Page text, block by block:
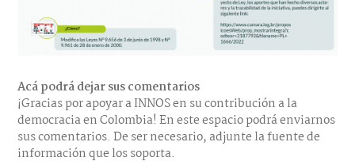
Acá podrá dejar sus comentarios
¡Gracias por apoyar a INNOS en su contribución a la
democracia en Colombia! En este espacio podrá enviarnos
sus comentarios. De ser necesario, adjunte la fuente de
información que los soporta.